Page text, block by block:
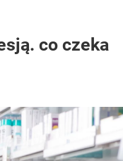
co czeka